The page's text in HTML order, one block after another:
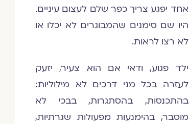
אחד יפגע צריך כפר שלם לעצום עיניים.
היו שם סימנים שהמבוגרים לא יכלו או
לא רצו לראות.
ילד פגוע, ודאי אם הוא צעיר, יזעק
לעזרה בכל מני דרכים לא מילוליות:
בהתכנסות, בהסתגרות, בבכי לא
מוסבר, בהימנעות מפעולות שגרתיות,